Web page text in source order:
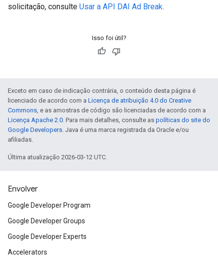
solicitação, consulte Usar a API DAI Ad Break.
Isso foi útil?
Exceto em caso de indicação contrária, o conteúdo desta página é
licenciado de acordo com a Licença de atribuição 4.0 do Creative
Commons , e as amostras de código são licenciadas de acordo com a
Licença Apache 2.0 . Para mais detalhes, consulte as políticas do site do
Google Developers . Java é uma marca registrada da Oracle e/ou
afiliadas.
Última atualização 2026-03-12 UTC.
Envolver
Google Developer Program
Google Developer Groups
Google Developer Experts
Accelerators